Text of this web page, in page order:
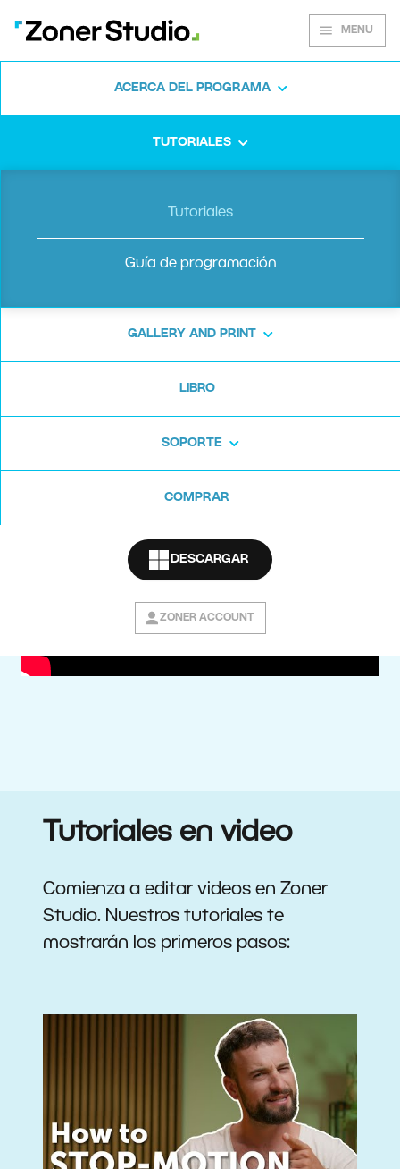
MENU
ACERCA DEL PROGRAMA
TUTORIALES
Tutoriales
Guía de programación
GALLERY AND PRINT
LIBRO
SOPORTE
COMPRAR
DESCARGAR
ZONER ACCOUNT
Edición de
video en
Zoner Studio
Tutoriales en video
Comienza a editar videos en Zoner
Studio. Nuestros tutoriales te
mostrarán los primeros pasos: